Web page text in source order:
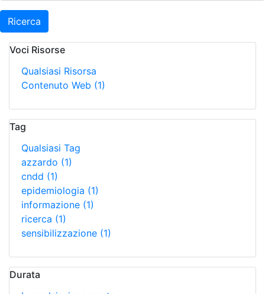
Ricerca
Voci Risorse
Qualsiasi Risorsa
Contenuto Web (1)
Tag
Qualsiasi Tag
azzardo (1)
cndd (1)
epidemiologia (1)
informazione (1)
ricerca (1)
sensibilizzazione (1)
Durata